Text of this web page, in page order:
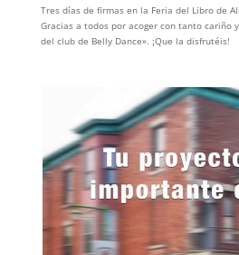
Tres días de firmas en la Feria del Libro de
Gracias a todos por acoger con tanto cariño
del club de Belly Dance». ¡Que la disfrutéis!